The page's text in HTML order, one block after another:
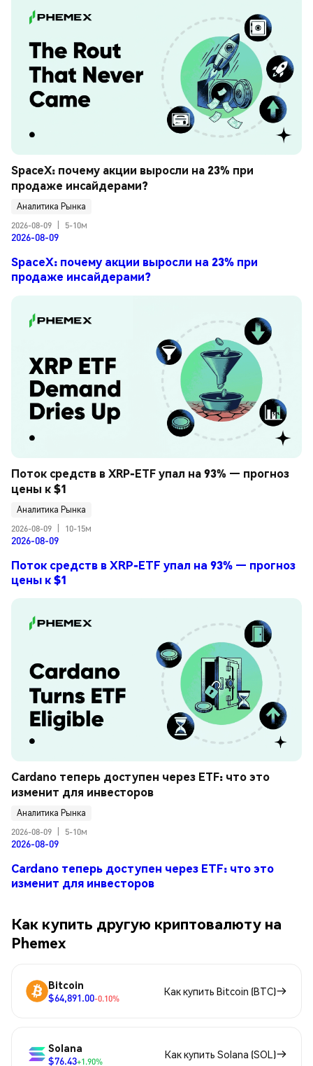
SpaceX: почему акции выросли на 23% при
продаже инсайдерами?
Аналитика Рынка
2026-08-09
5-10м
2026-08-09
SpaceX: почему акции выросли на 23% при
продаже инсайдерами?
Поток средств в XRP-ETF упал на 93% — прогноз
цены к $1
Аналитика Рынка
2026-08-09
10-15м
2026-08-09
Поток средств в XRP-ETF упал на 93% — прогноз
цены к $1
Cardano теперь доступен через ETF: что это
изменит для инвесторов
Аналитика Рынка
2026-08-09
5-10м
2026-08-09
Cardano теперь доступен через ETF: что это
изменит для инвесторов
Как купить другую криптовалюту на
Phemex
Bitcoin
$64,891.00-0.10%
Как купить Bitcoin (BTC)
Solana
$76.43+1.90%
Как купить Solana (SOL)